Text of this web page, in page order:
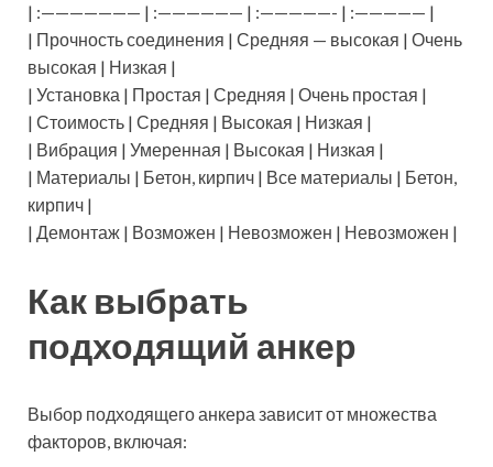
| :——————— | :—————— | :—————- | :————— |
| Прочность соединения | Средняя — высокая | Очень
высокая | Низкая |
| Установка | Простая | Средняя | Очень простая |
| Стоимость | Средняя | Высокая | Низкая |
| Вибрация | Умеренная | Высокая | Низкая |
| Материалы | Бетон, кирпич | Все материалы | Бетон,
кирпич |
| Демонтаж | Возможен | Невозможен | Невозможен |
Как выбрать
подходящий анкер
Выбор подходящего анкера зависит от множества
факторов, включая: